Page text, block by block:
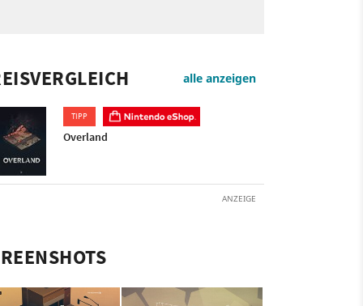
alle anzeigen
TIPP
Overland
ANZEIGE